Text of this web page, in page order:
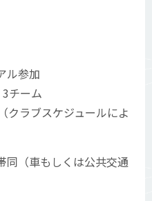
ル参加
チーム
クラブスケジュールによ
同（車もしくは公共交通